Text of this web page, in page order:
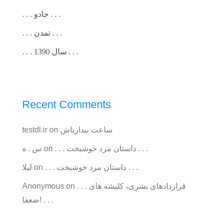
. . . جادو . . .
. . . تمدن . . .
. . . سال 1390 . . .
Recent Comments
testdl.ir on ساعت بیدارباش
س . ه on . . . داستان مرد خوشبخت . . .
ليلا on . . . داستان مرد خوشبخت . . .
Anonymous on . . . قراردادهای بشری، کلیشه های
ضعفا! . . .